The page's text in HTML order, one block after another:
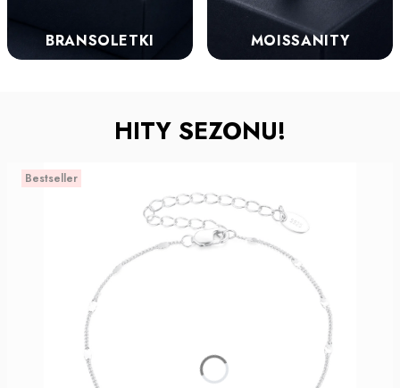
BRANSOLETKI MOISSANITY
HITY SEZONU!
Bestseller